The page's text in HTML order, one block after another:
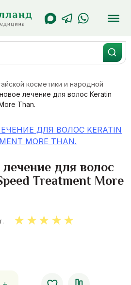
косметики и народной
лечение для волос Keratin
Than.
для волос
Treatment More